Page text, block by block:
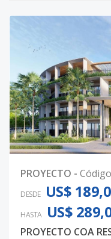
PROYECTO - Código
DESDE US$
HASTA US$
PROYECTO COA